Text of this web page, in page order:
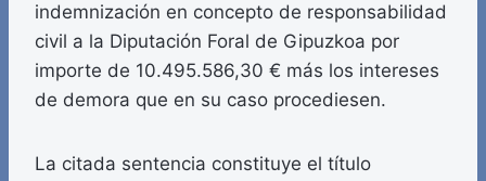
indemnización en concepto de responsabilidad
civil a la Diputación Foral de Gipuzkoa por
importe de 10.495.586,30 € más los intereses
de demora que en su caso procediesen.
La citada sentencia constituye el título